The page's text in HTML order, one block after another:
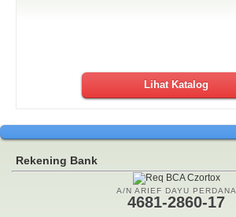
Lihat Katalog
Rekening Bank
A/N ARIEF DAYU PERDANA
4681-2860-17